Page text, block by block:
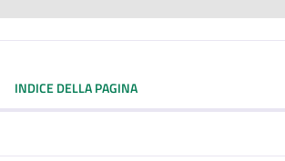
INDICE DELLA PAGINA